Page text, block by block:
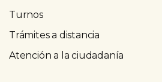
Turnos
Trámites a distancia
Atención a la ciudadanía